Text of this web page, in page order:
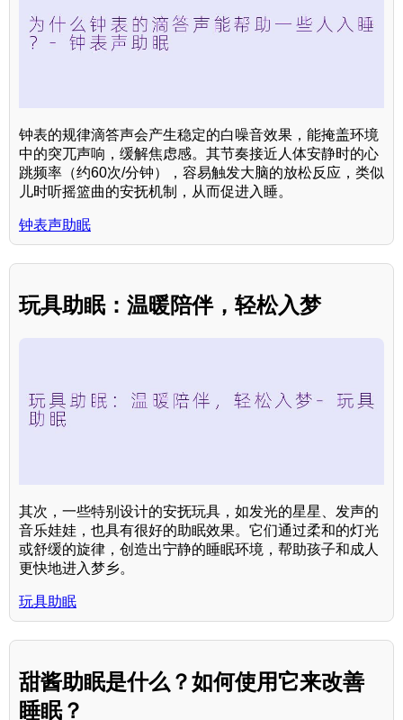
钟表的规律滴答声会产生稳定的白噪音效果，能掩盖环境
中的突兀声响，缓解焦虑感。其节奏接近人体安静时的心
跳频率（约60次/分钟），容易触发大脑的放松反应，类似
儿时听摇篮曲的安抚机制，从而促进入睡。
钟表声助眠
玩具助眠：温暖陪伴，轻松入梦
其次，一些特别设计的安抚玩具，如发光的星星、发声的
音乐娃娃，也具有很好的助眠效果。它们通过柔和的灯光
或舒缓的旋律，创造出宁静的睡眠环境，帮助孩子和成人
更快地进入梦乡。
玩具助眠
甜酱助眠是什么？如何使用它来改善
睡眠？